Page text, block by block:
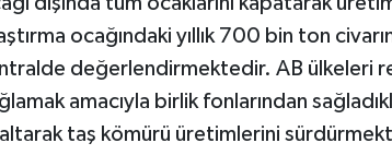
ocağındaki yıllık 700 bin ton
değerlendirmektedir. AB ülkeleri
amacıyla birlik fonlarından
taş kömürü üretimlerini